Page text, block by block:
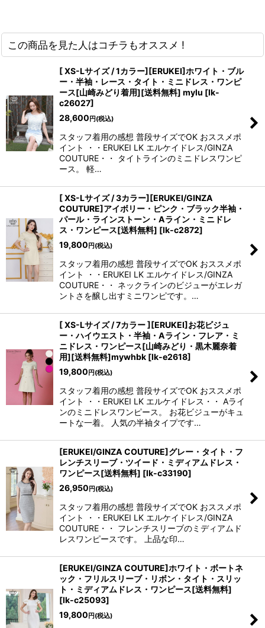
この商品を見た人はコチラもオススメ !
[ XS-Lサイズ / 1カラー][ERUKEI]ホワイト・ブル
ー・半袖・レース・タイト・ミニドレス・ワンピ
ース[山崎みどり着用][送料無料] mylu [lk-
c26027]
28,600 円 (税込)
スタッフ着用の感想 普段サイズでOK おススメポ
イント ・・ERUKEI LK エルケイドレス/GINZA
COUTURE・・ タイトラインのミニドレスワンピ
ース。 軽…
[ XS-Lサイズ / 3カラー][ERUKEI/GINZA
COUTURE]アイボリー・ピンク・ブラック半袖・
パール・ラインストーン・Aライン・ミニドレ
ス・ワンピース[送料無料] [lk-c2872]
19,800 円 (税込)
スタッフ着用の感想 普段サイズでOK おススメポ
イント ・・ERUKEI LK エルケイドレス/GINZA
COUTURE・・ ネックラインのビジューがエレガ
ントさを醸し出すミニワンピです。…
[ XS-Lサイズ / 7カラー ][ERUKEI]お花ビジュ
ー・ハイウエスト・半袖・Aライン・フレア・ミ
ニドレス・ワンピース[山崎みどり・黒木麗奈着
用][送料無料]mywhbk [lk-e2618]
19,800 円 (税込)
スタッフ着用の感想 普段サイズでOK おススメポ
イント ・・ERUKEI LK エルケイドレス・・ Aライ
ンのミニドレスワンピース。 お花ビジューがキュ
ートな一着。 人気の半袖タイプです…
[ERUKEI/GINZA COUTURE]グレー・タイト・フ
レンチスリーブ・ツイード・ミディアムドレス・
ワンピース[送料無料] [lk-c33190]
26,950 円 (税込)
スタッフ着用の感想 普段サイズでOK おススメポ
イント ・・ERUKEI LK エルケイドレス/GINZA
COUTURE・・ フレンチスリーブのミディアムド
レスワンピースです。 上品な印…
[ERUKEI/GINZA COUTURE]ホワイト・ボートネ
ック・フリルスリーブ・リボン・タイト・スリッ
ト・ミディアムドレス・ワンピース[送料無料]
[lk-c25093]
19,800 円 (税込)